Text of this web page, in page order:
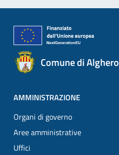
Comune di Alghero
AMMINISTRAZIONE
Organi di governo
Aree amministrative
Uffici